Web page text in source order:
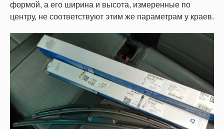
формой, а его ширина и высота, измеренные по
центру, не соответствуют этим же параметрам у краев.